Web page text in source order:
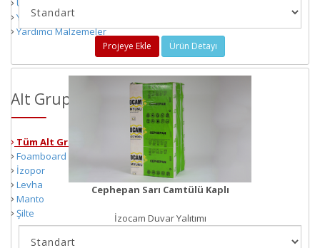
Ürün Materyalleri
Yapı Çözümleri
Yardımcı Malzemeler
Alt Gruplar
Tüm Alt Gruplar
Foamboard
İzopor
Levha
Manto
Şilte
Projeye Ekle Ürün Detayı
Cephepan Sarı Camtülü Kaplı
İzocam Duvar Yalıtımı